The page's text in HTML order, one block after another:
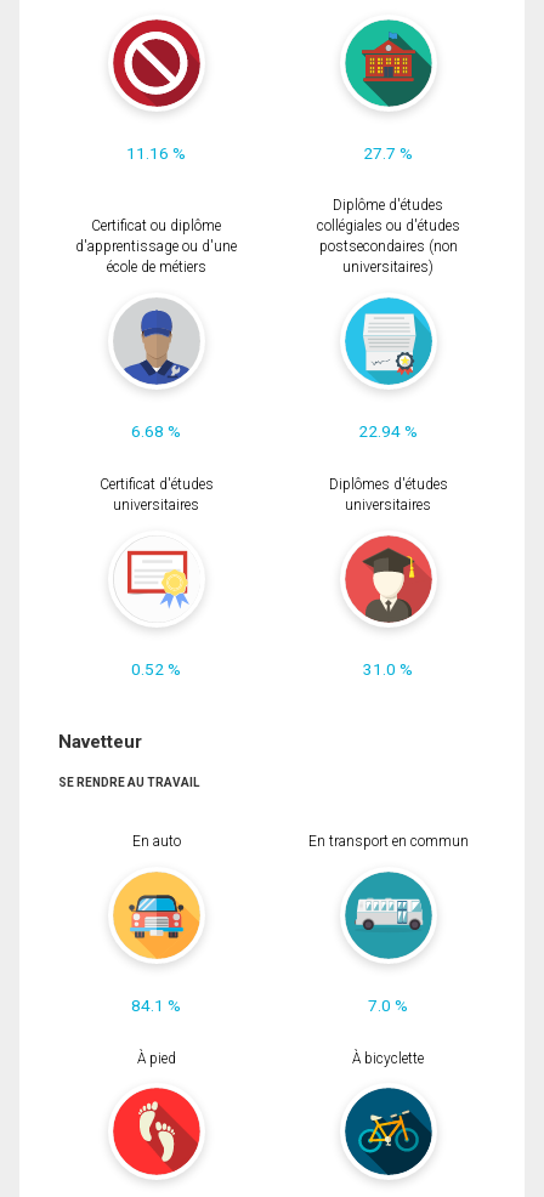
11.16 % 27.7 %
Certificat ou diplôme
d'apprentissage ou d'une
école de métiers
6.68 %
Diplôme d'études
collégiales ou d'études
postsecondaires (non
universitaires)
22.94 %
Certificat d'études
universitaires
0.52 %
Diplômes d'études
universitaires
31.0 %
Navetteur
SE RENDRE AU TRAVAIL
En auto
84.1 %
En transport en commun
7.0 %
À pied À bicyclette